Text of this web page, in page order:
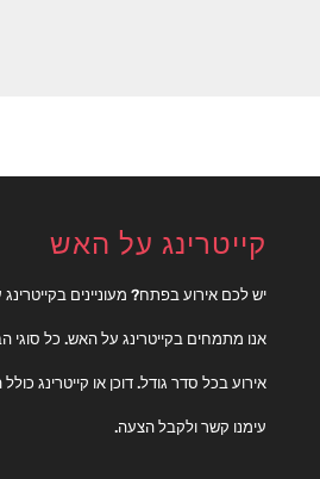
קייטרינג על האש
יש לכם אירוע בפתח? מעוניינים
אנו מתמחים בקייטרינג על האש. כל סוגי
אירוע בכל סדר גודל. דוכן או קייטרינג
עימנו קשר ולקבל הצעה.